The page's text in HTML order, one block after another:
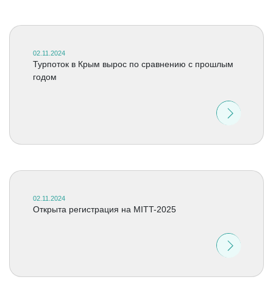
02.11.2024
Турпоток в Крым вырос по сравнению с прошлым
годом
02.11.2024
Открыта регистрация на МITT-2025